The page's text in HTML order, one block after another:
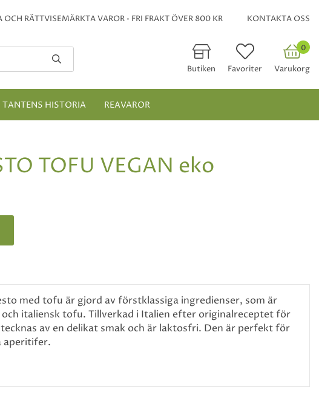
RÄTTVISEMÄRKTA VAROR • FRI FRAKT ÖVER 800 KR KONTAKTA OSS
Butiken Favoriter
0
Varukorg
TANTENS HISTORIA REAVAROR
TOFU VEGAN eko
med tofu är gjord av förstklassiga ingredienser, som är
italiensk tofu. Tillverkad i Italien efter originalreceptet för
av en delikat smak och är laktosfri. Den är perfekt för
aperitifer.